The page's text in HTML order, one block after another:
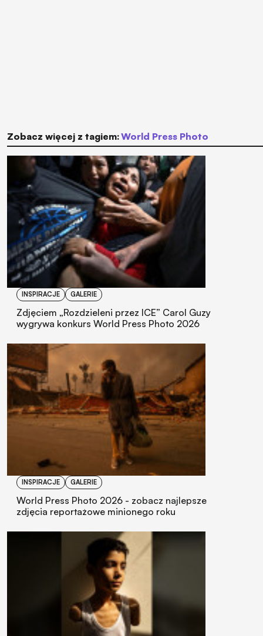
Zobacz więcej z tagiem: World Press Photo
INSPIRACJE GALERIE
Zdjęciem „Rozdzieleni przez ICE” Carol Guzy
wygrywa konkurs World Press Photo 2026
INSPIRACJE GALERIE
World Press Photo 2026 - zobacz najlepsze
zdjęcia reportażowe minionego roku